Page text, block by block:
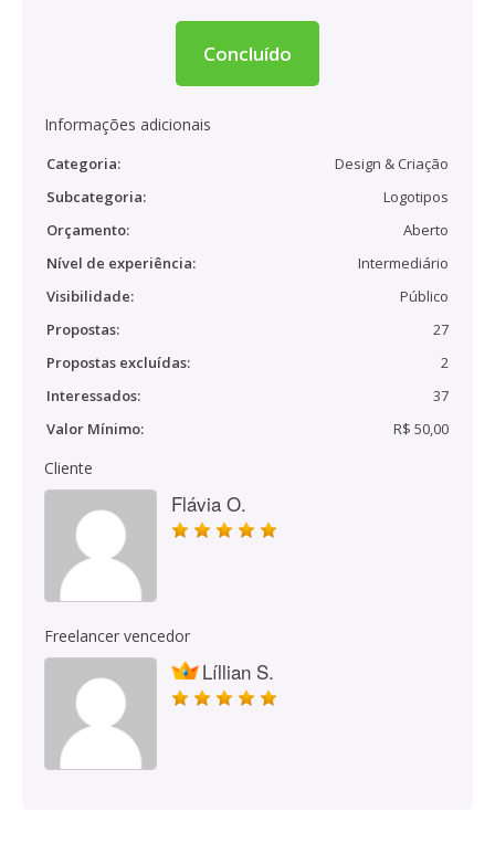
Concluído
Informações adicionais
Categoria:
Design & Criação
Subcategoria:
Logotipos
Orçamento:
Aberto
Nível de experiência:
Intermediário
Visibilidade:
Público
Propostas:
27
Propostas excluídas:
2
Interessados:
37
Valor Mínimo:
R$ 50,00
Cliente
Flávia O.
Freelancer vencedor
Líllian S.